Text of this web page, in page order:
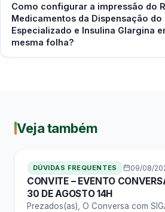
Como configurar a impressão do
Medicamentos da Dispensação do
Especializado e Insulina Glargina
mesma folha?
Veja também
DÚVIDAS FREQUENTES 09/08/
CONVITE – EVENTO
30 DE AGOSTO 14H
Prezados(as), O Conversa com